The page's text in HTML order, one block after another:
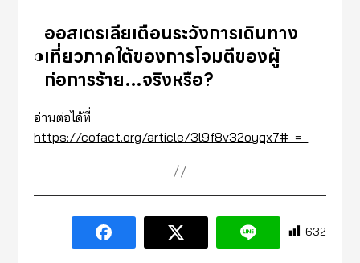
ออสเตรเลียเตือนระวังการเดินทาง
เที่ยวภาคใต้ของการโจมตีของผู้
ก่อการร้าย…จริงหรือ?
อ่านต่อได้ที่
https://cofact.org/article/3l9f8v32oyqx7#_=_
632